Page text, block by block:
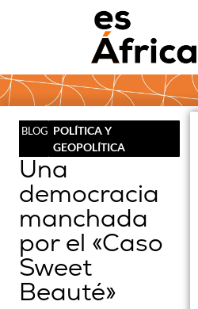
BLOG POLÍTICA Y
GEOPOLÍTICA
Una
democracia
manchada
por el «Caso
Sweet
Beauté»